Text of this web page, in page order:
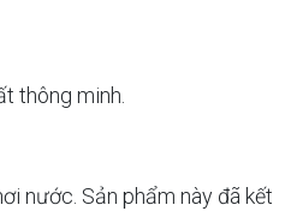
thông minh.
nước. Sản phẩm này đã kết